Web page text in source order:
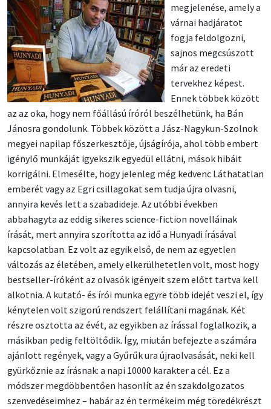
megjelenése, amely a
várnai hadjáratot
fogja feldolgozni,
sajnos megcsúszott
már az eredeti
tervekhez képest.
Ennek többek között
az az oka, hogy nem főállású íróról beszélhetünk, ha Bán
Jánosra gondolunk. Többek között a Jász-Nagykun-Szolnok
megyei napilap főszerkesztője, újságírója, ahol több embert
igénylő munkáját igyekszik egyedül ellátni, mások hibáit
korrigálni. Elmesélte, hogy jelenleg még kedvenc Láthatatlan
emberét vagy az Egri csillagokat sem tudja újra olvasni,
annyira kevés lett a szabadideje. Az utóbbi években
abbahagyta az eddig sikeres science-fiction novelláinak
írását, mert annyira szorította az idő a Hunyadi írásával
kapcsolatban. Ez volt az egyik első, de nem az egyetlen
változás az életében, amely elkerülhetetlen volt, most hogy
bestseller-íróként az olvasók igényeit szem előtt tartva kell
alkotnia. A kutató- és írói munka egyre több idejét veszi el, így
kénytelen volt szigorú rendszert felállítani magának. Két
részre osztotta az évét, az egyikben az írással foglalkozik, a
másikban pedig feltöltődik. Így, miután befejezte a számára
ajánlott regények, vagy a Gyűrűk ura újraolvasását, neki kell
gyürkőznie az írásnak: a napi 10000 karakter a cél. Ez a
módszer megdöbbentően hasonlít az én szakdolgozatos
szenvedéseimhez – habár az én termékeim még töredékrészt